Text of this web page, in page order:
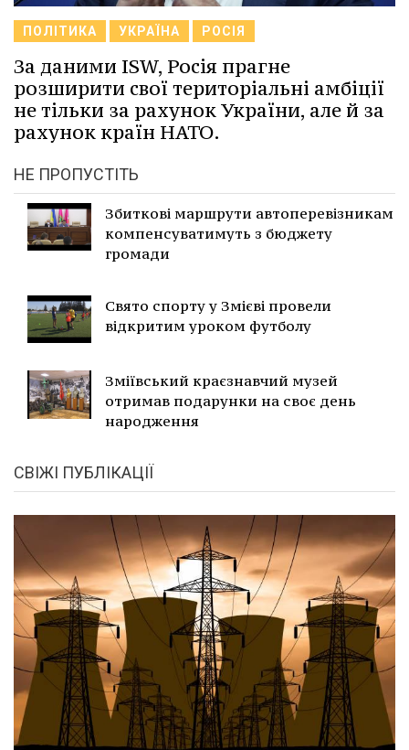
ПОЛІТИКА УКРАЇНА РОСІЯ
За даними ISW, Росія прагне
розширити свої територіальні амбіції
не тільки за рахунок України, але й за
рахунок країн НАТО.
НЕ ПРОПУСТІТЬ
Збиткові маршрути автоперевізникам
компенсуватимуть з бюджету
громади
Свято спорту у Змієві провели
відкритим уроком футболу
Зміївський краєзнавчий музей
отримав подарунки на своє день
народження
СВІЖІ ПУБЛІКАЦІЇ